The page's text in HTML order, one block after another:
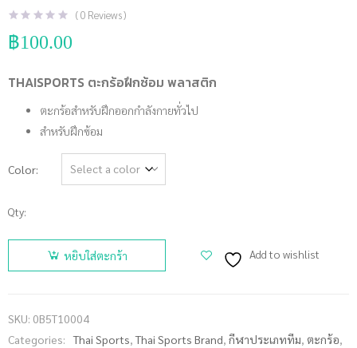
(0 Reviews )
฿100.00
THAISPORTS ตะกร้อฝึกซ้อม พลาสติก
ตะกร้อสำหรับฝึกออกกำลังกายทั่วไป
สำหรับฝึกซ้อม
Color
Qty:
จำนวน
THAISPORTS
ตะกร้อฝึก
ชิ้น
หยิบใส่ตะกร้า Add to wishlist
SKU: 0B5T10004
Categories:
Thai Sports,Thai Sports Brand, กีฬาประเภททีม, ตะกร้อ,